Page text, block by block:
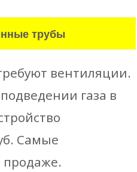
трубы
вентиляции.
газа в
Самые
продаже.